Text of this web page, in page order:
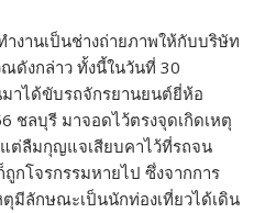
ำงานเป็นช่างถ่ายภาพให้กับบริษัท
ณดังกล่าว ทั้งนี้ในวันที่ 30
าได้ขับรถจักรยานยนต์ยี่ห้อ
ชลบุรี มาจอดไว้ตรงจุดเกิดเหตุ
ต่ลืมกุญแจเสียบคาไว้ที่รถจน
กโจรกรรมหายไป ซึ่งจากการ
มีลักษณะเป็นนักท่องเที่ยวได้เดิน